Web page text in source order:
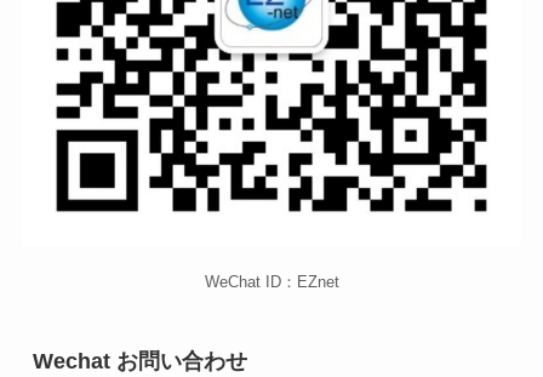
WeChat ID：EZnet
Wechat お問い合わせ